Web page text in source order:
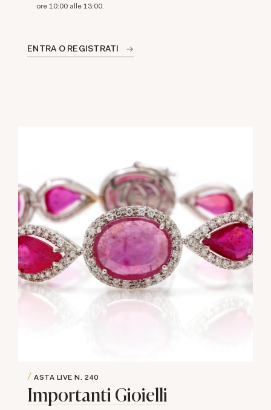
ore 10:00 alle 13:00.
ENTRA O REGISTRATI
ASTA LIVE N. 240
Importanti Gioielli